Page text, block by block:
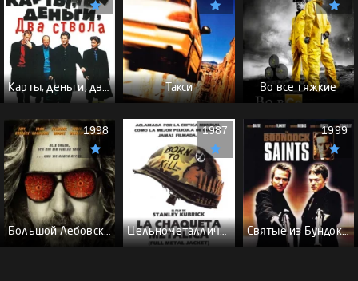
Карты, деньги, два ствола - (Перевод Гоблина) Такси Во все тяжкие
Большой Лебовски - (Перевод Гоблина)
1998
Цельнометаллическая оболочка - (Перевод Гоблина)
1987
Святые из Бундока \ Святые из трущоб - (Перевод Гоблина)
1999